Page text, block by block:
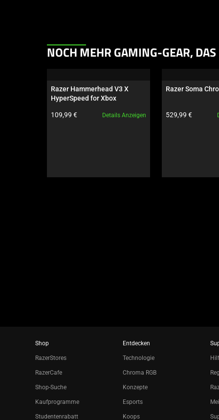
This
carousel.
Use
and
or
NOCH MEHR GAMING-GEAR,
Razer Hammerhead V3 X
HyperSpeed for Xbox
Produktpreis:
109,99 € Details Anzeigen
Razer Soma
Produktpreis:
529,99 €
Shop
RazerStores
RazerCafe
Shop-Suche
Kaufprogramme
Studentenrabatt
Entdecken
Technologie
Chroma RGB
Konzepte
Esports
Koops